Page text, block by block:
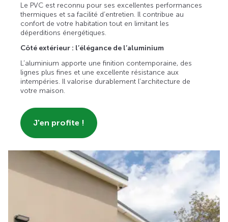
Le PVC est reconnu pour ses excellentes performances
thermiques et sa facilité d’entretien. Il contribue au
confort de votre habitation tout en limitant les
déperditions énergétiques.
Côté extérieur : l’élégance de l’aluminium
L’aluminium apporte une finition contemporaine, des
lignes plus fines et une excellente résistance aux
intempéries. Il valorise durablement l’architecture de
votre maison.
J'en profite !